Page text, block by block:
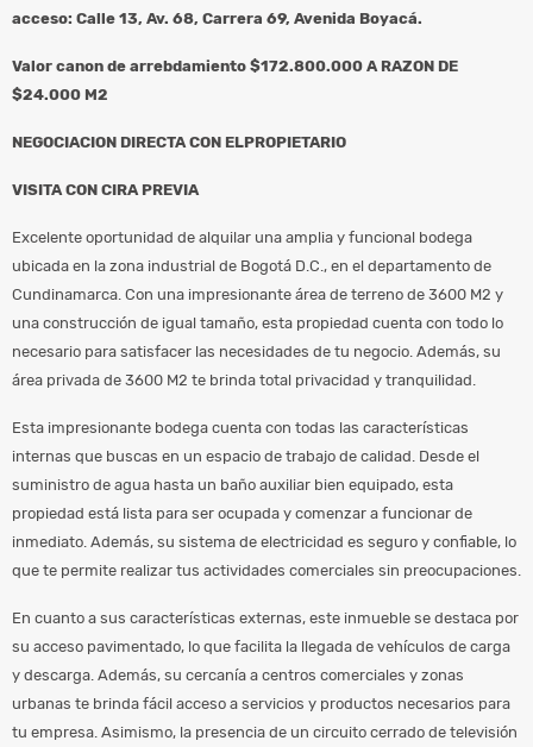
acceso: Calle 13, Av. 68, Carrera 69, Avenida Boyacá.
Valor canon de arrebdamiento $172.800.000 A RAZON DE
$24.000 M2
NEGOCIACION DIRECTA CON ELPROPIETARIO
VISITA CON CIRA PREVIA
Excelente oportunidad de alquilar una amplia y funcional bodega
ubicada en la zona industrial de Bogotá D.C., en el departamento de
Cundinamarca. Con una impresionante área de terreno de 3600 M2 y
una construcción de igual tamaño, esta propiedad cuenta con todo lo
necesario para satisfacer las necesidades de tu negocio. Además, su
área privada de 3600 M2 te brinda total privacidad y tranquilidad.
Esta impresionante bodega cuenta con todas las características
internas que buscas en un espacio de trabajo de calidad. Desde el
suministro de agua hasta un baño auxiliar bien equipado, esta
propiedad está lista para ser ocupada y comenzar a funcionar de
inmediato. Además, su sistema de electricidad es seguro y confiable, lo
que te permite realizar tus actividades comerciales sin preocupaciones.
En cuanto a sus características externas, este inmueble se destaca por
su acceso pavimentado, lo que facilita la llegada de vehículos de carga
y descarga. Además, su cercanía a centros comerciales y zonas
urbanas te brinda fácil acceso a servicios y productos necesarios para
tu empresa. Asimismo, la presencia de un circuito cerrado de televisión